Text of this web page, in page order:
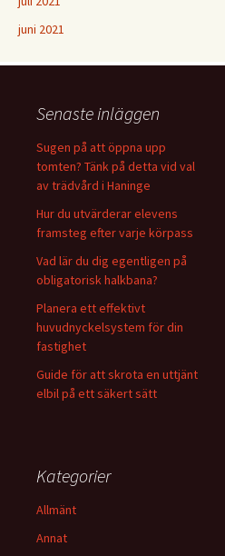
juni 2021
Senaste inläggen
Sugen på att öppna upp
tomten? Tänk på detta vid val
av trädvård i Haninge
Hur du utvärderar elevens
framsteg efter varje körpass
Vad lär du dig egentligen på
obligatorisk halkbana?
Planera ett effektivt
huvudnyckelsystem för din
fastighet
Guide för att skrota en uttjänt
elbil på ett säkert sätt
Kategorier
Allmänt
Annat